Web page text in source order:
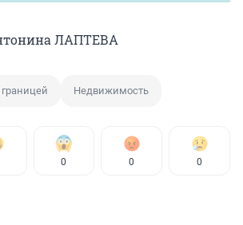
ЛАПТЕВА
Недвижимость
0 0 0